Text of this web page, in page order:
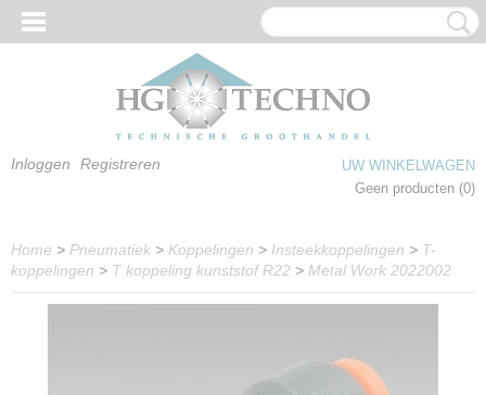
Inloggen Registreren
UW WINKELWAGEN
Geen producten (0)
Home > Pneumatiek > Koppelingen > Insteekkoppelingen > T-
koppelingen > T koppeling kunststof R22 > Metal Work 2022002